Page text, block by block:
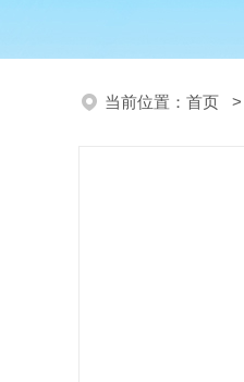
当前位置： 首页 >